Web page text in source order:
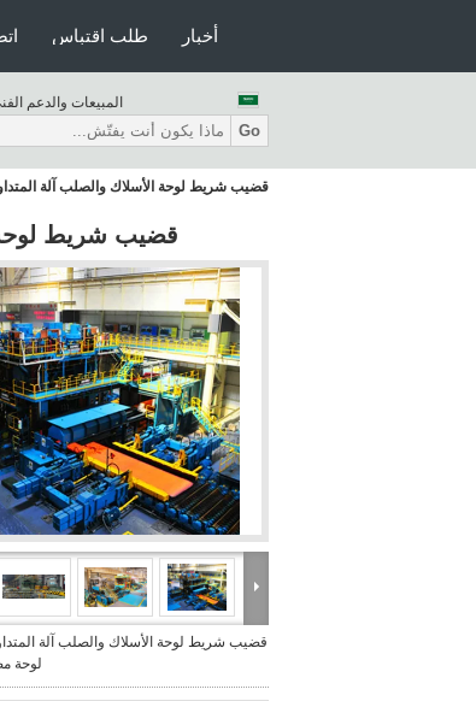
طلب اقتباس أخبار
المبيعات والدعم
Go
قضيب شريط لوحة الأسلاك والصلب آلة
قضيب شريط لوحة
قضيب شريط لوحة الأسلاك والصلب آلة
لوحة